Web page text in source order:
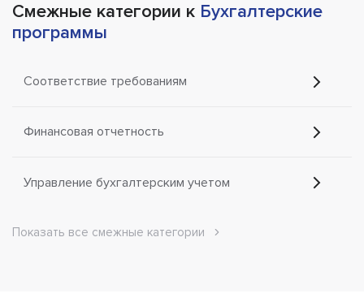
Смежные категории к Бухгалтерские
программы
Соответствие требованиям
Финансовая отчетность
Управление бухгалтерским учетом
Показать все смежные категории